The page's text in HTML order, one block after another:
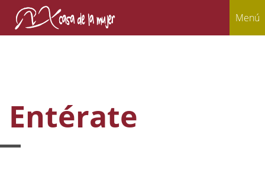
Menú
Entérate